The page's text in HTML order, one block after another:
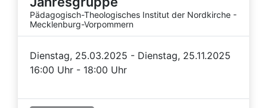
Pädagogisch-Theologisches Institut der Nordkirche -
Mecklenburg-Vorpommern
Dienstag, 25.03.2025 - Dienstag, 25.11.2025
16:00 Uhr - 18:00 Uhr